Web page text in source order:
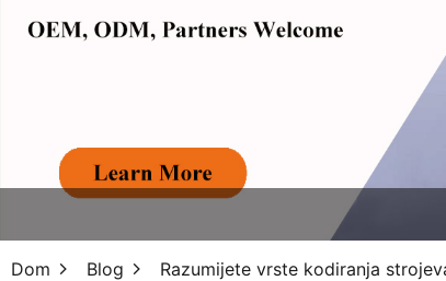
Dom Blog Razumijete vrste kodiranja